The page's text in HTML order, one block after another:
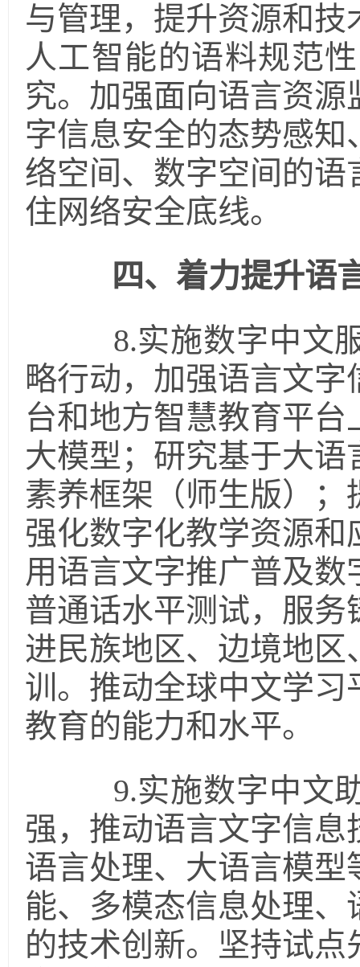
与管理，提升资源和
人工智能的语料规范
究。加强面向语言资
字信息安全的态势感
络空间、数字空间的
住网络安全底线。
四、着力提升语
8.实施数字中文服
略行动，加强语言文
台和地方智慧教育平
大模型；研究基于大
素养框架（师生版）
强化数字化教学资源
用语言文字推广普及
普通话水平测试，服
进民族地区、边境地
训。推动全球中文学
教育的能力和水平。
9.实施数字中文助
强，推动语言文字信
语言处理、大语言模
能、多模态信息处理
的技术创新。坚持试